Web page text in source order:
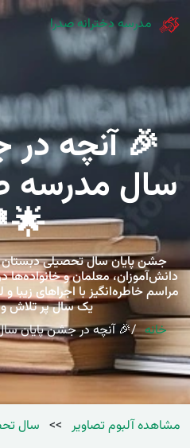
مدرسه دخترانه صدرا
🎉 آنچه در
سال مدرسه
جشن پایان سال تحصیلی دبستان
دانش‌آموزان، معلمان و خانواده‌ها
مراسم خاطره‌انگیز با اجراهای زیبا
یک سال پر تلاش و
خانه
🎉 آنچه در جشن پایان
مشاهده آلبوم تصاویر >> سال تحصیلی